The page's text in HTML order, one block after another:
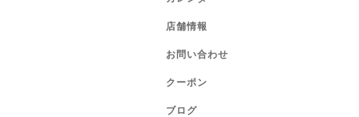
店舗情報
お問い合わせ
クーポン
ブログ